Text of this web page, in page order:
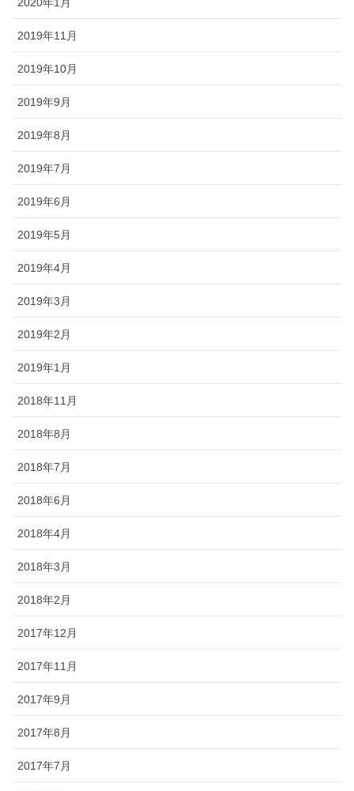
2019年11月
2019年10月
2019年9月
2019年8月
2019年7月
2019年6月
2019年5月
2019年4月
2019年3月
2019年2月
2019年1月
2018年11月
2018年8月
2018年7月
2018年6月
2018年4月
2018年3月
2018年2月
2017年12月
2017年11月
2017年9月
2017年8月
2017年7月